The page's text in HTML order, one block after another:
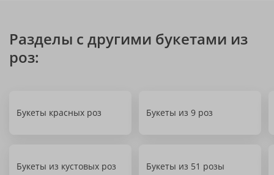
Разделы с другими букетами из
роз:
Букеты красных роз Букеты из 9 роз
Букеты из кустовых роз Букеты из 51 розы